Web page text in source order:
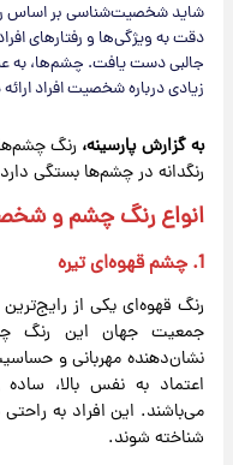
شاید شخصیت‌شناسی بر اساس
دقت به ویژگی‌ها و رفتارهای
جالبی دست یافت. چشم‌ها، به
زیادی درباره شخصیت افراد
به گزارش پارسینه، رنگ
رنگدانه در چشم‌ها بستگی
انواع رنگ چشم و
1. چشم قهوه‌ای تیره
جمعیت جهان این رنگ
نشان‌دهنده مهربانی و
اعتماد به نفس بالا،
می‌باشند. این افراد به
شناخته شوند.